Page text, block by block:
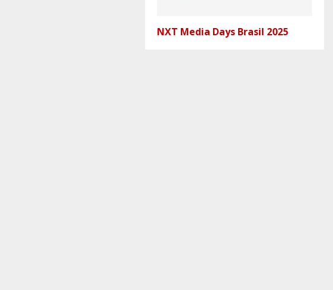
NXT Media Days Brasil 2025